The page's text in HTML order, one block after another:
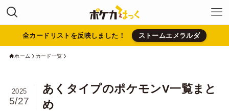
全カードリストを反映しました！ ストームエメラルダ
ホーム カード一覧
あくタイプのポケモンV一覧まと
め
2025
5/27